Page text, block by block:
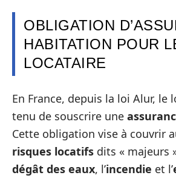
OBLIGATION
HABITATION POUR
LOCATAIRE
En France, depuis la loi Alur, le
tenu de souscrire une
Cette obligation vise à couvrir
risques locatifs dits « majeurs
dégât des eaux, l’incendie et l’